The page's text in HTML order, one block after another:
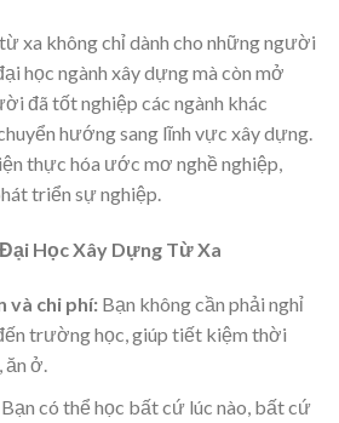
xa không chỉ dành cho những người
học ngành xây dựng mà còn mở
đã tốt nghiệp các ngành khác
hướng sang lĩnh vực xây dựng.
thực hóa ước mơ nghề nghiệp,
triển sự nghiệp.
Học Xây Dựng Từ Xa
và chi phí:Bạn không cần phải nghỉ
trường học, giúp tiết kiệm thời
ăn ở.
có thể học bất cứ lúc nào, bất cứ